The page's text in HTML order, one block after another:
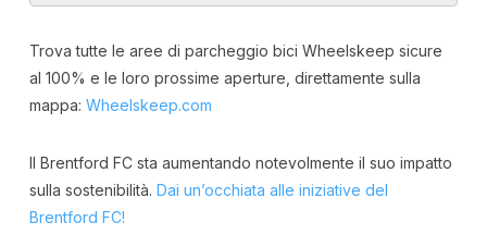
Trova tutte le aree di parcheggio bici Wheelskeep sicure
al 100% e le loro prossime aperture, direttamente sulla
mappa: Wheelskeep.com
Il Brentford FC sta aumentando notevolmente il suo impatto
sulla sostenibilità. Dai un’occhiata alle iniziative del
Brentford FC!